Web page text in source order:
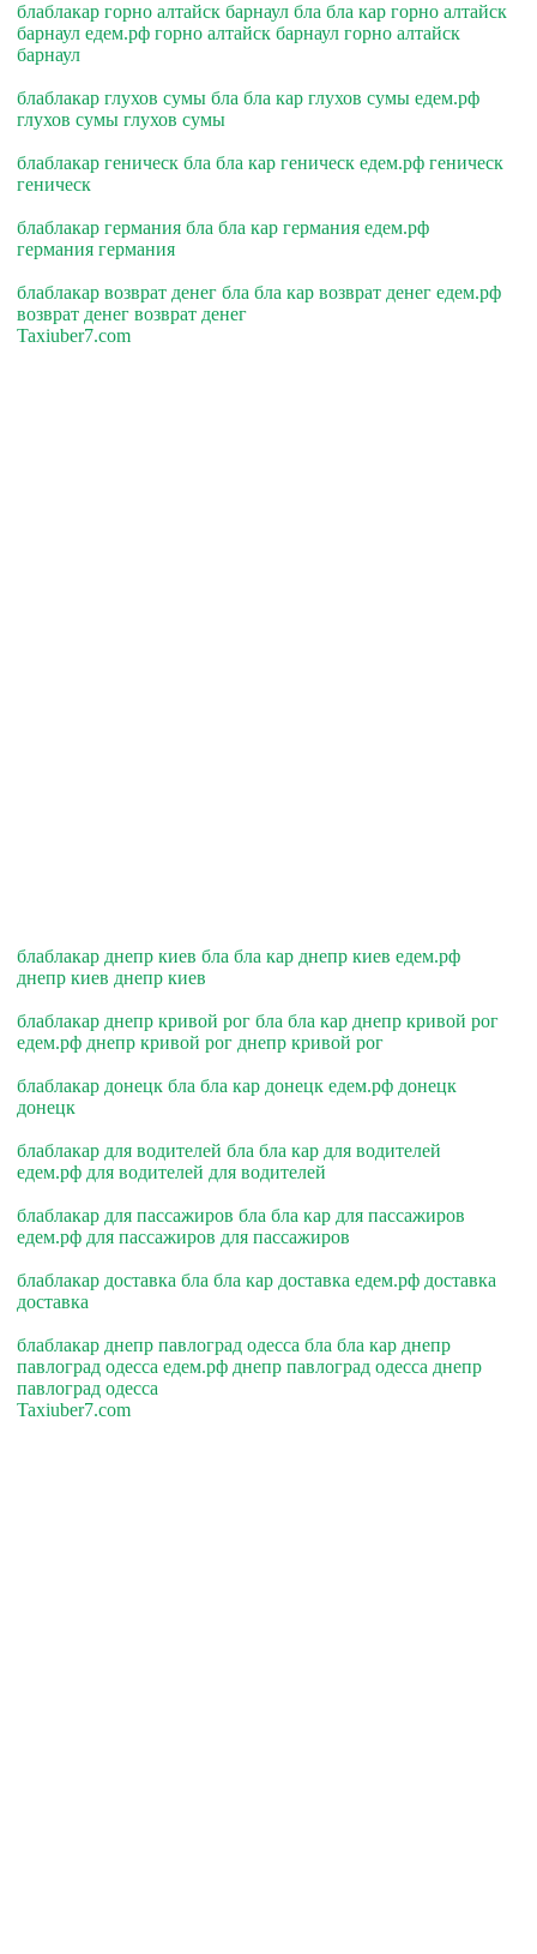
блаблакар горно алтайск барнаул бла бла кар горно алтайск
барнаул едем.рф горно алтайск барнаул горно алтайск
барнаул
блаблакар глухов сумы бла бла кар глухов сумы едем.рф
глухов сумы глухов сумы
блаблакар геническ бла бла кар геническ едем.рф геническ
геническ
блаблакар германия бла бла кар германия едем.рф
германия германия
блаблакар возврат денег бла бла кар возврат денег едем.рф
возврат денег возврат денег
Taxiuber7.com
блаблакар днепр киев бла бла кар днепр киев едем.рф
днепр киев днепр киев
блаблакар днепр кривой рог бла бла кар днепр кривой рог
едем.рф днепр кривой рог днепр кривой рог
блаблакар донецк бла бла кар донецк едем.рф донецк
донецк
блаблакар для водителей бла бла кар для водителей
едем.рф для водителей для водителей
блаблакар для пассажиров бла бла кар для пассажиров
едем.рф для пассажиров для пассажиров
блаблакар доставка бла бла кар доставка едем.рф доставка
доставка
блаблакар днепр павлоград одесса бла бла кар днепр
павлоград одесса едем.рф днепр павлоград одесса днепр
павлоград одесса
Taxiuber7.com